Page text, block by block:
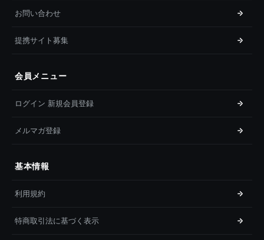
お問い合わせ
提携サイト募集
会員メニュー
ログイン 新規会員登録
メルマガ登録
基本情報
利用規約
特商取引法に基づく表示